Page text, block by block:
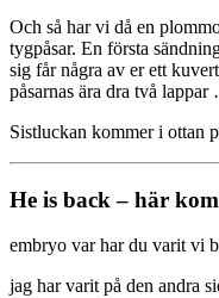
Och så har vi då en
tygpåsar. En första
sig får några av er ett
påsarnas ära dra två
Sistluckan kommer i ottan
He is back – här
embryo var har du varit vi
jag har varit på den andra